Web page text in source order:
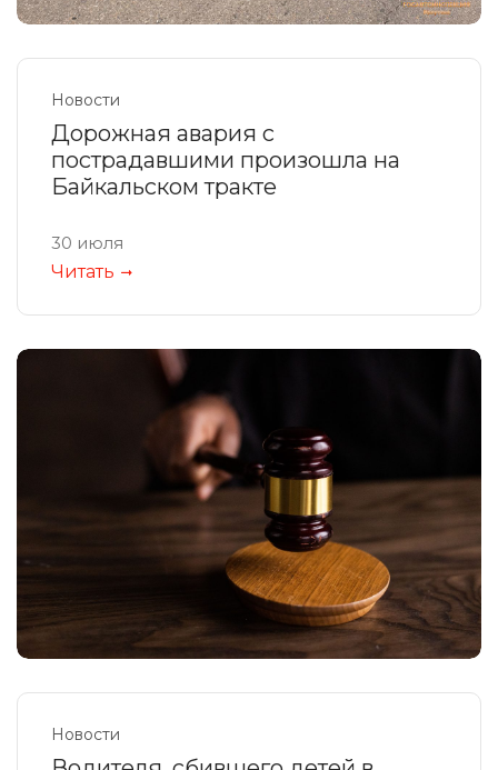
Новости
Дорожная авария с
пострадавшими произошла на
Байкальском тракте
30 июля
Читать
Новости